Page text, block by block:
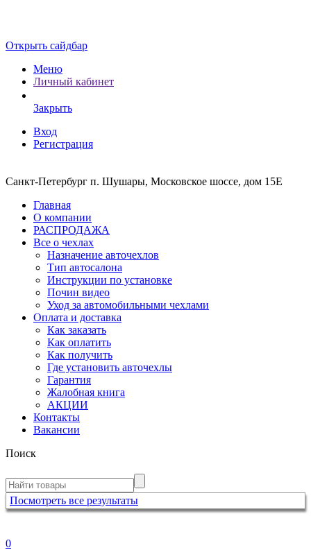
Открыть сайдбар
Меню
Личный кабинет
Закрыть
Вход
Регистрация
Санкт-Петербург п. Шушары, Московское шоссе, дом 15Е
Главная
О компании
РАСПРОДАЖА
Все о чехлах
Назначение авточехлов
Тип автосалона
Инструкции по установке
Почин видео
Уход за автомобильными чехлами
Оплата и доставка
Как заказать
Как оплатить
Как получить
Где установить авточехлы
Гарантия
Жалобная книга
АКЦИИ
Контакты
Вакансии
Поиск
Посмотреть все результаты
0